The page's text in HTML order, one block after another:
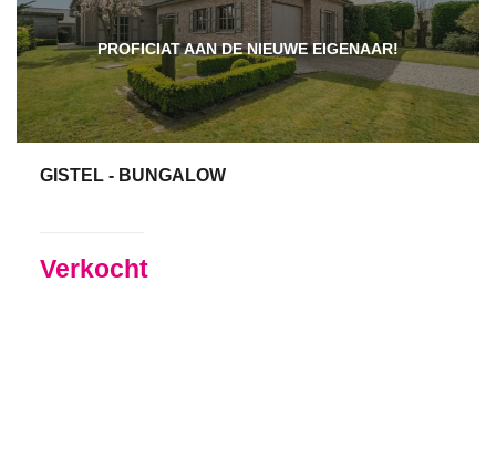
PROFICIAT AAN DE NIEUWE EIGENAAR!
141 m²
GISTEL - BUNGALOW
Verkocht